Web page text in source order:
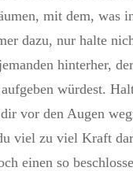
mit dem, was
dazu, nur halte
hinterher,
würdest.
vor den Augen
viel zu viel Kraft
einen so